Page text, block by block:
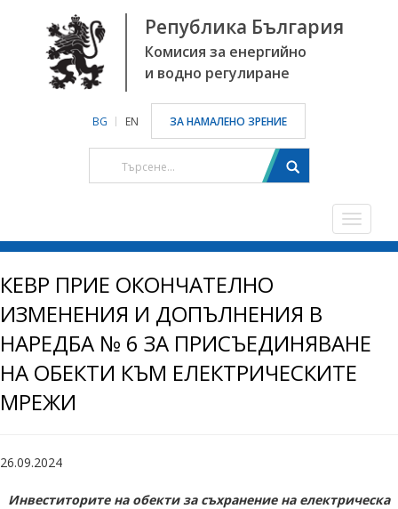
Република България
Комисия за енергийно
и водно регулиране
BG EN ЗА НАМАЛЕНО ЗРЕНИЕ
Toggle
КЕВР ПРИЕ ОКОНЧАТЕЛНО
ИЗМЕНЕНИЯ И ДОПЪЛНЕНИЯ В
НАРЕДБА № 6 ЗА ПРИСЪЕДИНЯВАНЕ
НА ОБЕКТИ КЪМ ЕЛЕКТРИЧЕСКИТЕ
МРЕЖИ
26.09.2024
Инвеститорите на обекти за съхранение на електрическа